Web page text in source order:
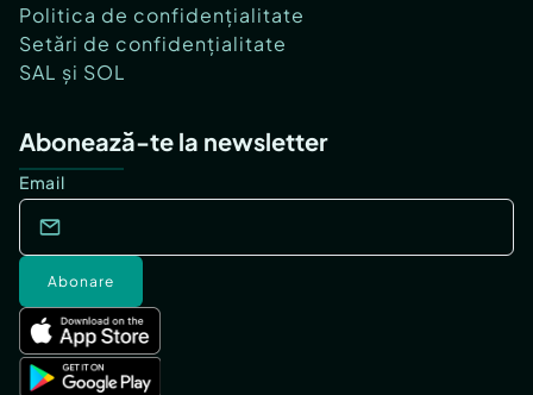
Politica de confidențialitate
Setări de confidențialitate
SAL și SOL
Abonează-te la newsletter
Email
Abonare